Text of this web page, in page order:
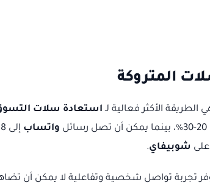
المتروكة
الأكثر فعالية لـ استعادة سلات
واتساب
شوبيفاي.
تجربة تواصل شخصية وتفاعلية لا يمكن أن